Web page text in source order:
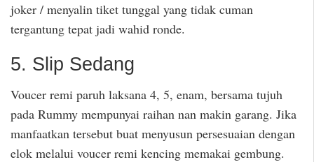
joker / menyalin tiket tunggal yang tidak cuman
tergantung tepat jadi wahid ronde.
5. Slip Sedang
Voucer remi paruh laksana 4, 5, enam, bersama tujuh
pada Rummy mempunyai raihan nan makin garang. Jika
manfaatkan tersebut buat menyusun persesuaian dengan
elok melalui voucer remi kencing memakai gembung.